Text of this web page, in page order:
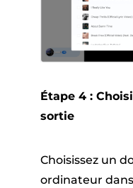
Étape 4 :
sortie
Choisissez un
ordinateur